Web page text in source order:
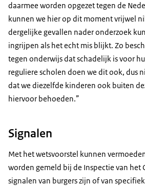
daarmee worden opgezet tegen de
kunnen we hier op dit moment vrijwel
dergelijke gevallen nader onderzoek
ingrijpen als het echt mis blijkt. Zo
tegen onderwijs dat schadelijk is voor
reguliere scholen doen we dit ook, dus
dat we diezelfde kinderen ook buiten
hiervoor behoeden.”
Signalen
Met het wetsvoorstel kunnen
worden gemeld bij de Inspectie van het
signalen van burgers zijn of van